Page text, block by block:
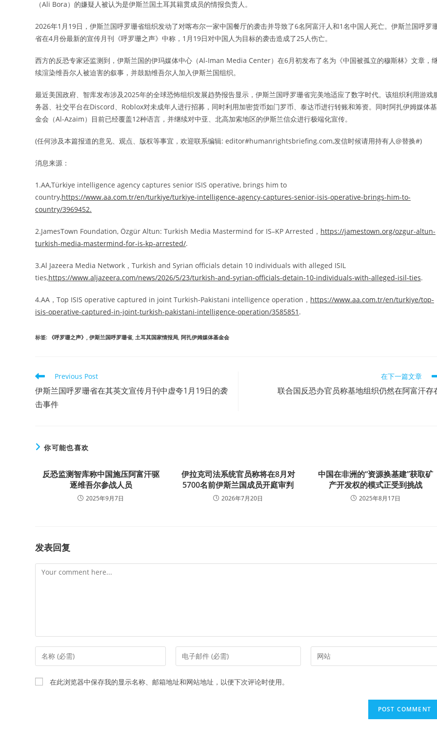
（Ali Bora）的嫌疑人被认为是伊斯兰国土耳其籍贯成员的情报负责人。
2026年1月19日，伊斯兰国呼罗珊省组织发动了对喀布尔一家中国餐厅的袭击并导致了6名阿富汗人和1名中国人死亡。伊斯兰国呼罗
省在4月份最新的宣传月刊《呼罗珊之声》中称，1月19日对中国人为目标的袭击造成了25人伤亡。
西方的反恐专家还监测到，伊斯兰国的伊玛媒体中心（Al‑Iman Media Center）在6月初发布了名为《中国被孤立的穆斯林》文章，
续渲染维吾尔人被迫害的叙事，并鼓励维吾尔人加入伊斯兰国组织。
最近美国政府、智库发布涉及2025年的全球恐怖组织发展趋势报告显示，伊斯兰国呼罗珊省完美地适应了数字时代。该组织利用游戏
务器、社交平台在Discord、Roblox对未成年人进行招募，同时利用加密货币如门罗币、泰达币进行转账和筹资。同时阿扎伊姆媒体基
金会（Al-Azaim）目前已经覆盖12种语言，并继续对中亚、北高加索地区的伊斯兰信众进行极端化宣传。
(任何涉及本篇报道的意见、观点、版权等事宜，欢迎联系编辑: editor#humanrightsbriefing.com,发信时候请用持有人@替换#)
消息来源：
1.AA,Türkiye intelligence agency captures senior ISIS operative, brings him to
country,https://www.aa.com.tr/en/turkiye/turkiye-intelligence-agency-captures-senior-isis-operative-brings-him-to-
country/3969452.
2.JamesTown Foundation, Özgür Altun: Turkish Media Mastermind for IS–KP Arrested， https://jamestown.org/ozgur-altun-
turkish-media-mastermind-for-is-kp-arrested/.
3.Al Jazeera Media Network，Turkish and Syrian officials detain 10 individuals with alleged ISIL
ties,https://www.aljazeera.com/news/2026/5/23/turkish-and-syrian-officials-detain-10-individuals-with-alleged-isil-ties.
4.AA，Top ISIS operative captured in joint Turkish-Pakistani intelligence operation， https://www.aa.com.tr/en/turkiye/top-
isis-operative-captured-in-joint-turkish-pakistani-intelligence-operation/3585851 .
标签: 《呼罗珊之声》 伊斯兰国呼罗珊省, 土耳其国家情报局 阿扎伊姆媒体基金会
Read
more
articles
Previous Post
伊斯兰国呼罗珊省在其英文宣传月刊中虚夸1月19日的袭
击事件
在下一篇文章
联合国反恐办官员称基地组织仍然在阿富汗存
你可能也喜欢
反恐监测智库称中国施压阿富汗驱
逐维吾尔参战人员
2025年9月7日
伊拉克司法系统官员称将在8月对
5700名前伊斯兰国成员开庭审判
2026年7月20日
中国在非洲的“资源换基建”获取矿
产开发权的模式正受到挑战
2025年8月17日
发表回复
Comment
Enter
your
name
or
Enter
your
address
Enter
your
在此浏览器中保存我的显示名称、邮箱地址和网站地址，以便下次评论时使用。